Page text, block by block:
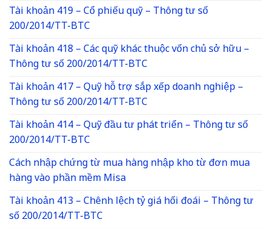
Tài khoản 419 – Cổ phiếu quỹ – Thông tư số
200/2014/TT-BTC
Tài khoản 418 – Các quỹ khác thuộc vốn chủ sở hữu –
Thông tư số 200/2014/TT-BTC
Tài khoản 417 – Quỹ hỗ trợ sắp xếp doanh nghiệp –
Thông tư số 200/2014/TT-BTC
Tài khoản 414 – Quỹ đầu tư phát triển – Thông tư số
200/2014/TT-BTC
Cách nhập chứng từ mua hàng nhập kho từ đơn mua
hàng vào phần mềm Misa
Tài khoản 413 – Chênh lệch tỷ giá hối đoái – Thông tư
số 200/2014/TT-BTC